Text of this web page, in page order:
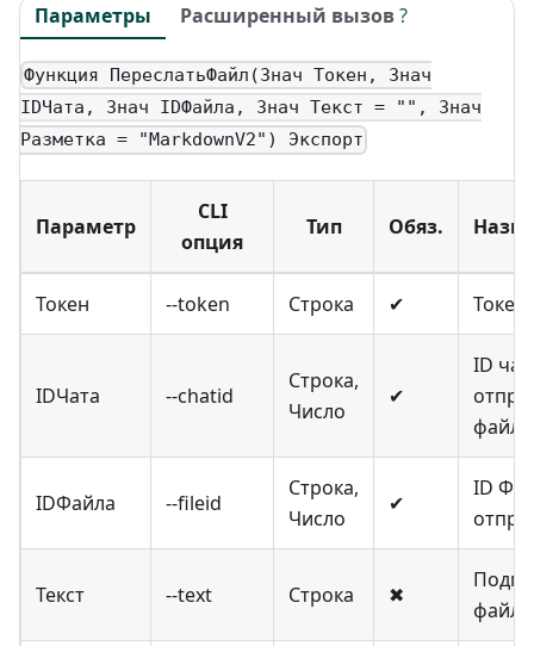
Параметры Расширенный вызов?
Функция ПереслатьФайл(Знач Токен, Знач
IDЧата, Знач IDФайла, Знач Текст = "", Знач
Разметка = "MarkdownV2") Экспорт
Параметр
CLI
опция
Тип Обяз.
Токен --token Строка ✔ Токен
IDЧата --chatid
Строка,
Число
✔
ID
файла
IDФайла --fileid
Строка,
Число
✔
ID
Текст --text Строка ✖
файлу